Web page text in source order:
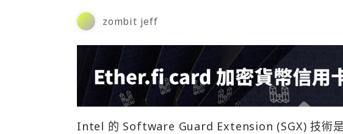
zombit jeff
Intel 的 Software Guard Extension (SGX) 技術是